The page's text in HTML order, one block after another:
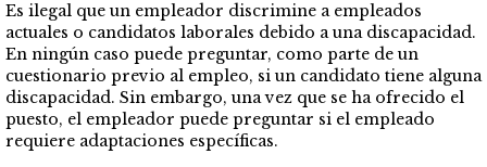
Es ilegal que un empleador discrimine a empleados
actuales o candidatos laborales debido a una discapacidad.
En ningún caso puede preguntar, como parte de un
cuestionario previo al empleo, si un candidato tiene alguna
discapacidad. Sin embargo, una vez que se ha ofrecido el
puesto, el empleador puede preguntar si el empleado
requiere adaptaciones específicas.